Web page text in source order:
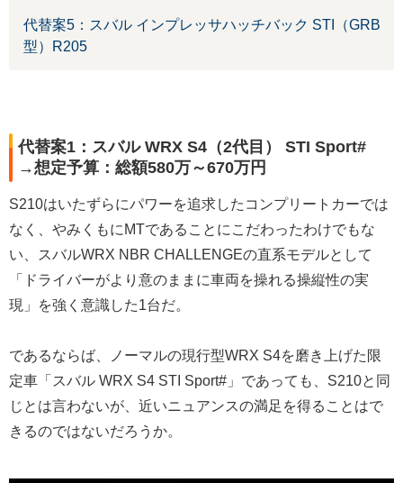
代替案5：スバル インプレッサハッチバック STI（GRB
型）R205
代替案1：スバル WRX S4（2代目） STI Sport#
→想定予算：総額580万～670万円
S210はいたずらにパワーを追求したコンプリートカーでは
なく、やみくもにMTであることにこだわったわけでもな
い、スバルWRX NBR CHALLENGEの直系モデルとして
「ドライバーがより意のままに車両を操れる操縦性の実
現」を強く意識した1台だ。
であるならば、ノーマルの現行型WRX S4を磨き上げた限
定車「スバル WRX S4 STI Sport#」であっても、S210と同
じとは言わないが、近いニュアンスの満足を得ることはで
きるのではないだろうか。